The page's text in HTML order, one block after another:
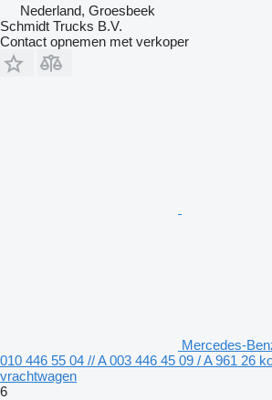
Nederland, Groesbeek
Schmidt Trucks B.V.
Contact opnemen met verkoper
Mercedes-
010 446 55 04 // A 003 446 45 09 / A 961 26
vrachtwagen
6